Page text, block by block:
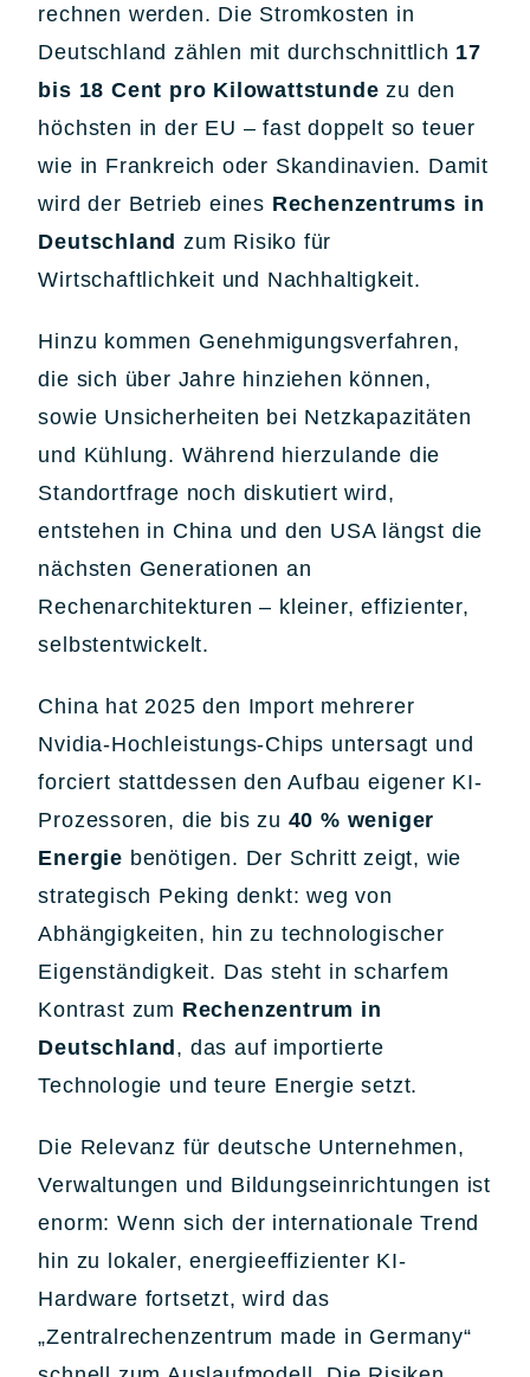
rechnen werden. Die Stromkosten in
Deutschland zählen mit durchschnittlich 17
bis 18 Cent pro Kilowattstunde zu den
höchsten in der EU – fast doppelt so teuer
wie in Frankreich oder Skandinavien. Damit
wird der Betrieb eines Rechenzentrums in
Deutschland zum Risiko für
Wirtschaftlichkeit und Nachhaltigkeit.
Hinzu kommen Genehmigungsverfahren,
die sich über Jahre hinziehen können,
sowie Unsicherheiten bei Netzkapazitäten
und Kühlung. Während hierzulande die
Standortfrage noch diskutiert wird,
entstehen in China und den USA längst die
nächsten Generationen an
Rechenarchitekturen – kleiner, effizienter,
selbstentwickelt.
China hat 2025 den Import mehrerer
Nvidia-Hochleistungs-Chips untersagt und
forciert stattdessen den Aufbau eigener KI-
Prozessoren, die bis zu 40 % weniger
Energie benötigen. Der Schritt zeigt, wie
strategisch Peking denkt: weg von
Abhängigkeiten, hin zu technologischer
Eigenständigkeit. Das steht in scharfem
Kontrast zum Rechenzentrum in
Deutschland, das auf importierte
Technologie und teure Energie setzt.
Die Relevanz für deutsche Unternehmen,
Verwaltungen und Bildungseinrichtungen ist
enorm: Wenn sich der internationale Trend
hin zu lokaler, energieeffizienter KI-
Hardware fortsetzt, wird das
„Zentralrechenzentrum made in Germany“